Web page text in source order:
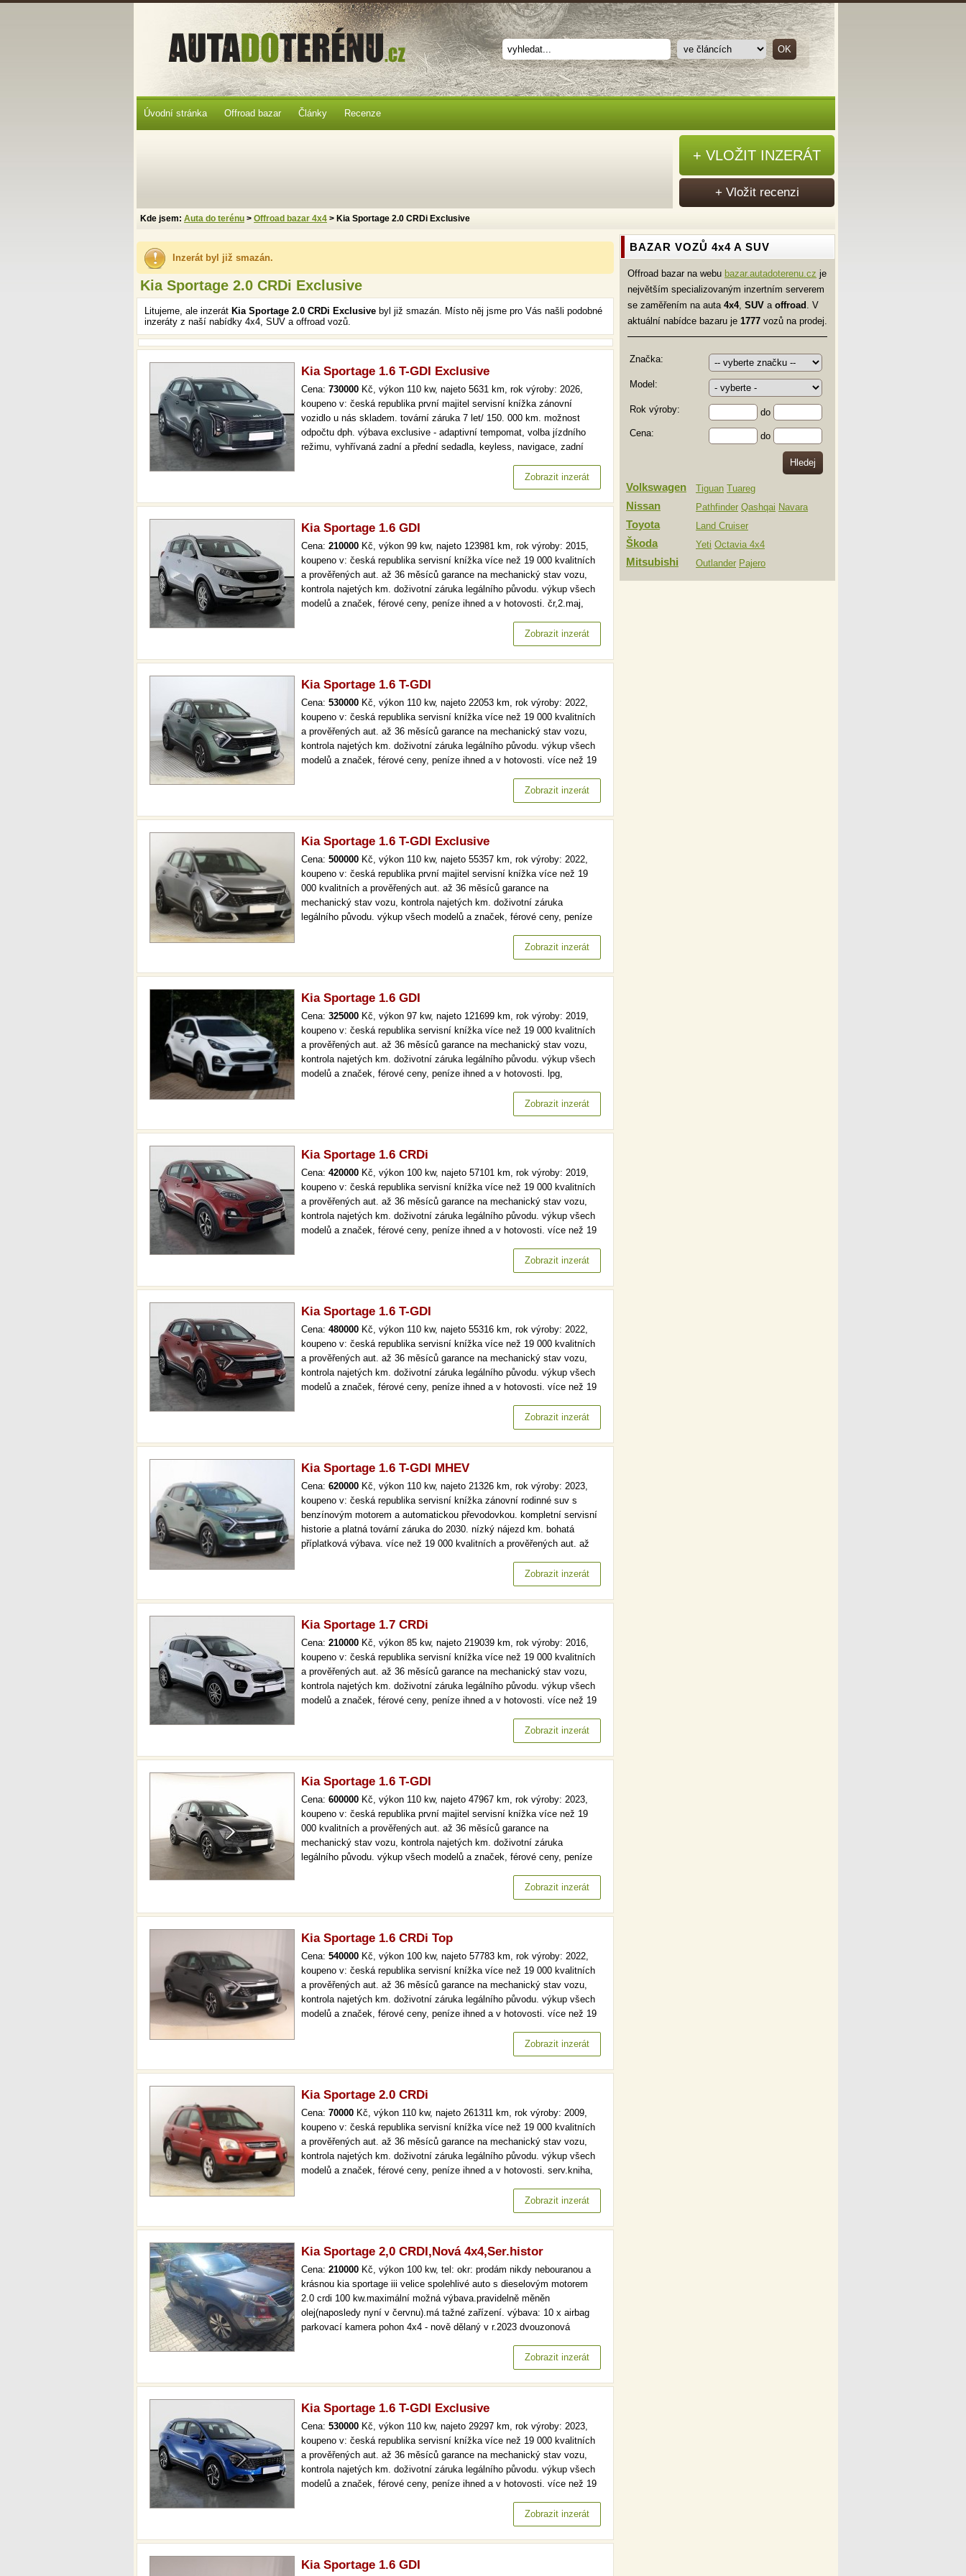
Inzerát byl již smazán.
Kia Sportage 2.0 CRDi Exclusive
Litujeme, ale inzerát Kia Sportage 2.0 CRDi Exclusive byl již smazán. Místo něj jsme pro Vás našli podobné
inzeráty z naší nabídky 4x4, SUV a offroad vozů.
Kia Sportage 1.6 T-GDI Exclusive
Cena: 730000 Kč, výkon 110 kw, najeto 5631 km, rok výroby: 2026,
koupeno v: česká republika první majitel servisní knížka zánovní
vozidlo u nás skladem. tovární záruka 7 let/ 150. 000 km. možnost
odpočtu dph. výbava exclusive - adaptivní tempomat, volba jízdního
režimu, vyhřívaná zadní a přední sedadla, keyless, navigace, zadní
mnoho dalšího. více než 19 000 kvalitních a prověřených aut. až…
Zobrazit inzerát
Kia Sportage 1.6 GDI
Cena: 210000 Kč, výkon 99 kw, najeto 123981 km, rok výroby: 2015,
koupeno v: česká republika servisní knížka více než 19 000 kvalitních
a prověřených aut. až 36 měsíců garance na mechanický stav vozu,
kontrola najetých km. doživotní záruka legálního původu. výkup všech
modelů a značek, férové ceny, peníze ihned a v hotovosti. čr,2.maj,
až 36 měsíců garance na mechanický stav vozu, kontrola…Zobrazit inzerát
Kia Sportage 1.6 T-GDI
Cena: 530000 Kč, výkon 110 kw, najeto 22053 km, rok výroby: 2022,
koupeno v: česká republika servisní knížka více než 19 000 kvalitních
a prověřených aut. až 36 měsíců garance na mechanický stav vozu,
kontrola najetých km. doživotní záruka legálního původu. výkup všech
modelů a značek, férové ceny, peníze ihned a v hotovosti. více než 19
mechanický stav vozu, kontrola najetých km. doživotní záruka…
Zobrazit inzerát
Kia Sportage 1.6 T-GDI Exclusive
Cena: 500000 Kč, výkon 110 kw, najeto 55357 km, rok výroby: 2022,
koupeno v: česká republika první majitel servisní knížka více než 19
000 kvalitních a prověřených aut. až 36 měsíců garance na
mechanický stav vozu, kontrola najetých km. doživotní záruka
legálního původu. výkup všech modelů a značek, férové ceny, peníze
36 měsíců garance na mechanický stav vozu, kontrola najetých km.…
Zobrazit inzerát
Kia Sportage 1.6 GDI
Cena: 325000 Kč, výkon 97 kw, najeto 121699 km, rok výroby: 2019,
koupeno v: česká republika servisní knížka více než 19 000 kvalitních
a prověřených aut. až 36 měsíců garance na mechanický stav vozu,
kontrola najetých km. doživotní záruka legálního původu. výkup všech
modelů a značek, férové ceny, peníze ihned a v hotovosti. lpg,
až 36 měsíců garance na mechanický stav vozu, kontrola…Zobrazit inzerát
Kia Sportage 1.6 CRDi
Cena: 420000 Kč, výkon 100 kw, najeto 57101 km, rok výroby: 2019,
koupeno v: česká republika servisní knížka více než 19 000 kvalitních
a prověřených aut. až 36 měsíců garance na mechanický stav vozu,
kontrola najetých km. doživotní záruka legálního původu. výkup všech
modelů a značek, férové ceny, peníze ihned a v hotovosti. více než 19
mechanický stav vozu, kontrola najetých km. doživotní záruka…
Zobrazit inzerát
Kia Sportage 1.6 T-GDI
Cena: 480000 Kč, výkon 110 kw, najeto 55316 km, rok výroby: 2022,
koupeno v: česká republika servisní knížka více než 19 000 kvalitních
a prověřených aut. až 36 měsíců garance na mechanický stav vozu,
kontrola najetých km. doživotní záruka legálního původu. výkup všech
modelů a značek, férové ceny, peníze ihned a v hotovosti. více než 19
mechanický stav vozu, kontrola najetých km. doživotní záruka…
Zobrazit inzerát
Kia Sportage 1.6 T-GDI MHEV
Cena: 620000 Kč, výkon 110 kw, najeto 21326 km, rok výroby: 2023,
koupeno v: česká republika servisní knížka zánovní rodinné suv s
benzínovým motorem a automatickou převodovkou. kompletní servisní
historie a platná tovární záruka do 2030. nízký nájezd km. bohatá
příplatková výbava. více než 19 000 kvalitních a prověřených aut. až
doživotní záruka legálního původu. výkup všech modelů a značek,…
Zobrazit inzerát
Kia Sportage 1.7 CRDi
Cena: 210000 Kč, výkon 85 kw, najeto 219039 km, rok výroby: 2016,
koupeno v: česká republika servisní knížka více než 19 000 kvalitních
a prověřených aut. až 36 měsíců garance na mechanický stav vozu,
kontrola najetých km. doživotní záruka legálního původu. výkup všech
modelů a značek, férové ceny, peníze ihned a v hotovosti. více než 19
mechanický stav vozu, kontrola najetých km. doživotní záruka…
Zobrazit inzerát
Kia Sportage 1.6 T-GDI
Cena: 600000 Kč, výkon 110 kw, najeto 47967 km, rok výroby: 2023,
koupeno v: česká republika první majitel servisní knížka více než 19
000 kvalitních a prověřených aut. až 36 měsíců garance na
mechanický stav vozu, kontrola najetých km. doživotní záruka
legálního původu. výkup všech modelů a značek, férové ceny, peníze
36 měsíců garance na mechanický stav vozu, kontrola najetých km.…
Zobrazit inzerát
Kia Sportage 1.6 CRDi Top
Cena: 540000 Kč, výkon 100 kw, najeto 57783 km, rok výroby: 2022,
koupeno v: česká republika servisní knížka více než 19 000 kvalitních
a prověřených aut. až 36 měsíců garance na mechanický stav vozu,
kontrola najetých km. doživotní záruka legálního původu. výkup všech
modelů a značek, férové ceny, peníze ihned a v hotovosti. více než 19
mechanický stav vozu, kontrola najetých km. doživotní záruka…
Zobrazit inzerát
Kia Sportage 2.0 CRDi
Cena: 70000 Kč, výkon 110 kw, najeto 261311 km, rok výroby: 2009,
koupeno v: česká republika servisní knížka více než 19 000 kvalitních
a prověřených aut. až 36 měsíců garance na mechanický stav vozu,
kontrola najetých km. doživotní záruka legálního původu. výkup všech
modelů a značek, férové ceny, peníze ihned a v hotovosti. serv.kniha,
garance na mechanický stav vozu, kontrola najetých km.…Zobrazit inzerát
Kia Sportage 2,0 CRDI,Nová 4x4,Ser.histor
Cena: 210000 Kč, výkon 100 kw, tel: okr: prodám nikdy nebouranou a
krásnou kia sportage iii velice spolehlivé auto s dieselovým motorem
2.0 crdi 100 kw.maximální možná výbava.pravidelně měněn
olej(naposledy nyní v červnu).má tažné zařízení. výbava: 10 x airbag
parkovací kamera pohon 4x4 - nově dělaný v r.2023 dvouzonová
Zobrazit inzerát
Kia Sportage 1.6 T-GDI Exclusive
Cena: 530000 Kč, výkon 110 kw, najeto 29297 km, rok výroby: 2023,
koupeno v: česká republika servisní knížka více než 19 000 kvalitních
a prověřených aut. až 36 měsíců garance na mechanický stav vozu,
kontrola najetých km. doživotní záruka legálního původu. výkup všech
modelů a značek, férové ceny, peníze ihned a v hotovosti. více než 19
mechanický stav vozu, kontrola najetých km. doživotní záruka…
Zobrazit inzerát
Kia Sportage 1.6 GDI
BAZAR VOZŮ 4x4 A SUV
Offroad bazar na webu bazar.autadoterenu.cz je
největším specializovaným inzertním serverem
se zaměřením na auta 4x4, SUV a offroad . V
aktuální nabídce bazaru je 1777 vozů na prodej.
Značka:
Model:
Rok výroby:
do
Cena:
do
Volkswagen Tiguan Tuareg
Nissan Pathfinder Qashqai Navara
Toyota Land Cruiser
Škoda Yeti Octavia 4x4
Mitsubishi Outlander Pajero
Úvodní stránka Offroad bazar Články Recenze
Kde jsem: Auta do terénu > Offroad bazar 4x4 > Kia Sportage 2.0 CRDi Exclusive
+ VLOŽIT INZERÁT
+ Vložit recenzi